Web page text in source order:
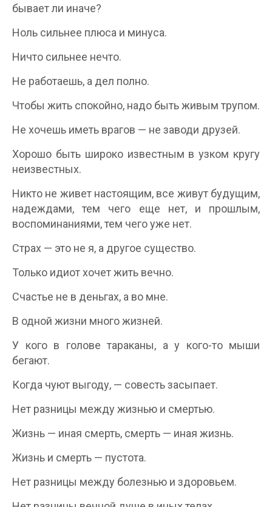
бывает ли иначе?
Ноль сильнее плюса и минуса.
Ничто сильнее нечто.
Не работаешь, а дел полно.
Чтобы жить спокойно, надо быть живым трупом.
Не хочешь иметь врагов — не заводи друзей.
Хорошо быть широко известным в узком кругу
неизвестных.
Никто не живет настоящим, все живут будущим,
надеждами, тем чего еще нет, и прошлым,
воспоминаниями, тем чего уже нет.
Страх — это не я, а другое существо.
Только идиот хочет жить вечно.
Счастье не в деньгах, а во мне.
В одной жизни много жизней.
У кого в голове тараканы, а у кого-то мыши
бегают.
Когда чуют выгоду, — совесть засыпает.
Нет разницы между жизнью и смертью.
Жизнь — иная смерть, смерть — иная жизнь.
Жизнь и смерть — пустота.
Нет разницы между болезнью и здоровьем.